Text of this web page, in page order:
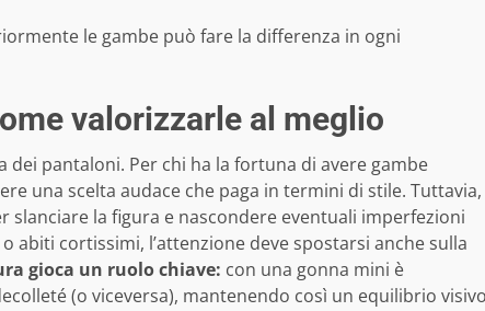
le gambe può fare la differenza in ogni
valorizzarle al meglio
pantaloni. Per chi ha la fortuna di avere gambe
una scelta audace che paga in termini di stile. Tuttavia,
la figura e nascondere eventuali imperfezioni
abiti cortissimi, l’attenzione deve spostarsi anche sulla
gioca un ruolo chiave: con una gonna mini è
(o viceversa), mantenendo così un equilibrio